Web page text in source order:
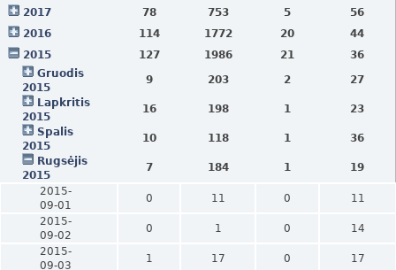
2017
78 753 5
56
2016
114 1772 20
44
2015
127 1986 21
36
Gruodis
2015
9 203 2
27
Lapkritis
2015
16 198 1
23
Spalis
2015
10 118 1
36
Rugsėjis
2015
7 184 1
19
2015-
09-01
0 11 0
11
2015-
09-02
0 1 0
14
2015-
09-03
1 17 0
17